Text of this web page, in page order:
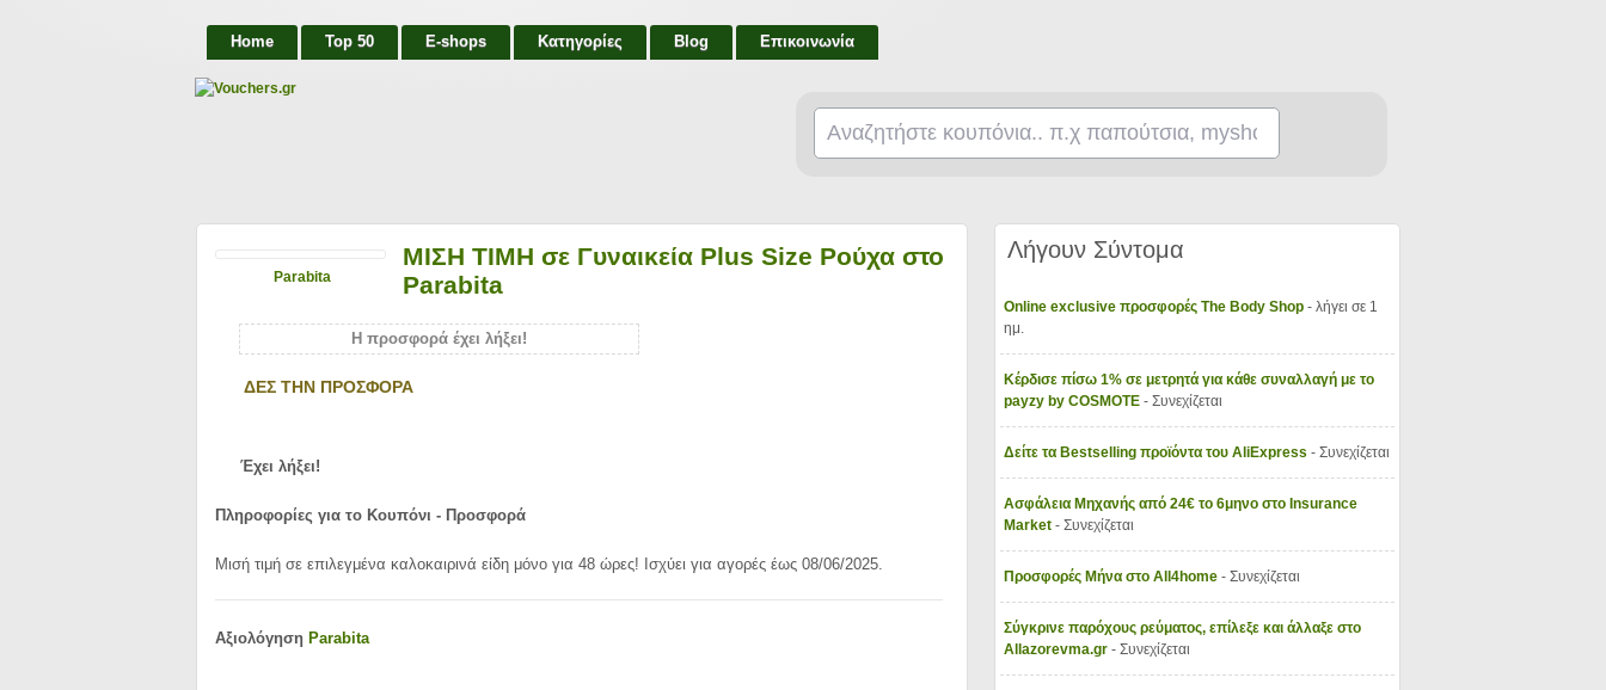
Home Top 50 E-shops Κατηγορίες Blog Επικοινωνία
Parabita
ΜΙΣΗ ΤΙΜΗ σε Γυναικεία Plus Size Ρούχα στο
Parabita
Η προσφορά έχει λήξει!
ΔΕΣ ΤΗΝ ΠΡΟΣΦΟΡΑ
Έχει λήξει!
Πληροφορίες για το Κουπόνι - Προσφορά
Μισή τιμή σε επιλεγμένα καλοκαιρινά είδη μόνο για 48 ώρες! Ισχύει για αγορές έως 08/06/2025.
Αξιολόγηση Parabita
Λήγουν Σύντομα
Online exclusive προσφορές The Body Shop - λήγει σε 1
ημ.
Κέρδισε πίσω 1% σε μετρητά για κάθε συναλλαγή με το
payzy by COSMOTE - Συνεχίζεται
Δείτε τα Bestselling προϊόντα του AliExpress - Συνεχίζεται
Ασφάλεια Μηχανής από 24€ το 6μηνο στο Insurance
Market - Συνεχίζεται
Προσφορές Μήνα στο All4home - Συνεχίζεται
Σύγκρινε παρόχους ρεύματος, επίλεξε και άλλαξε στο
Allazorevma.gr - Συνεχίζεται